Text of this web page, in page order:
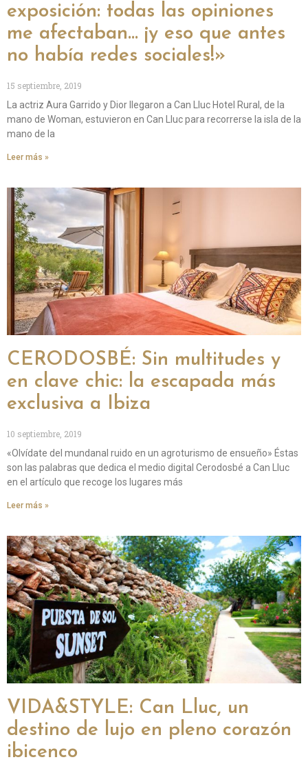
exposición: todas las opiniones
me afectaban… ¡y eso que antes
no había redes sociales!»
15 septiembre, 2019
La actriz Aura Garrido y Dior llegaron a Can Lluc Hotel Rural, de la
mano de Woman, estuvieron en Can Lluc para recorrerse la isla de la
mano de la
Leer más »
CERODOSBÉ: Sin multitudes y
en clave chic: la escapada más
exclusiva a Ibiza
10 septiembre, 2019
«Olvídate del mundanal ruido en un agroturismo de ensueño» Éstas
son las palabras que dedica el medio digital Cerodosbé a Can Lluc
en el artículo que recoge los lugares más
Leer más »
VIDA&STYLE: Can Lluc, un
destino de lujo en pleno corazón
ibicenco